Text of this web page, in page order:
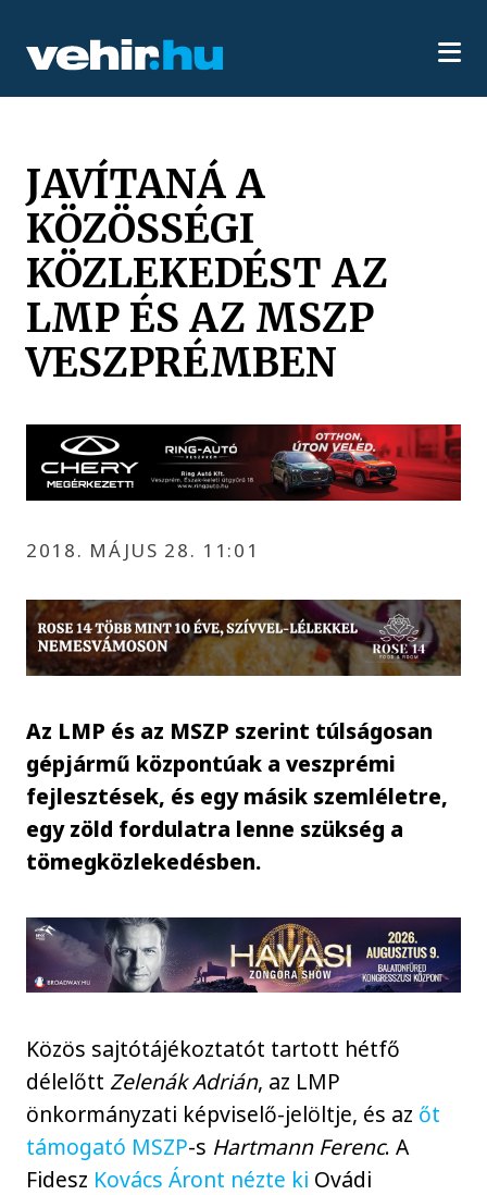
JAVÍTANÁ A
KÖZÖSSÉGI
KÖZLEKEDÉST AZ
LMP ÉS AZ MSZP
VESZPRÉMBEN
2018. MÁJUS 28. 11:01
Az LMP és az MSZP szerint túlságosan
gépjármű központúak a veszprémi
fejlesztések, és egy másik szemléletre,
egy zöld fordulatra lenne szükség a
tömegközlekedésben.
Közös sajtótájékoztatót tartott hétfő
délelőttZelenák Adrián, az LMP
önkormányzati képviselő-jelöltje, és az őt
támogató MSZP-s Hartmann Ferenc. A
Fidesz Kovács Áront nézte ki Ovádi